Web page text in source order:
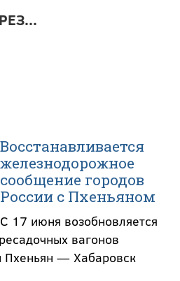
Восстанавливается
железнодорожное
сообщение городов
России с Пхеньяном
С 17 июня возобновляется
вагонов
— Хабаровск